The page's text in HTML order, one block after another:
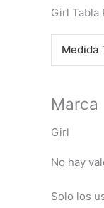
Girl Tabla
Medida
Marca
Girl
No hay
Solo los